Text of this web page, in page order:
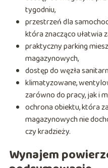
tygodniu,
przestrzeń dla
która znacząco ułatwia
praktyczny parking
magazynowych,
dostęp do węzła
klimatyzowane,
zarówno do pracy, jak i
ochrona obiektu, która
magazynowych nie
czy kradzieży.
Wynajem